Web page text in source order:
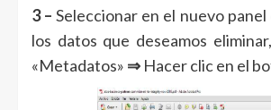
3 – Seleccionar en el nuevo panel
los datos que deseamos
«Metadatos» ⇒ Hacer clic en el